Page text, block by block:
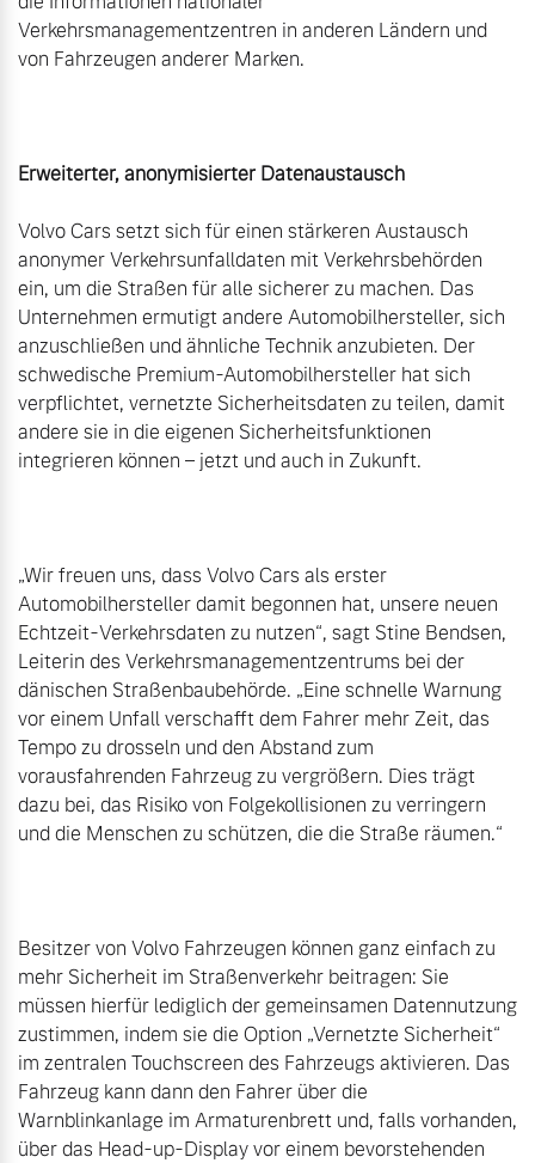
Verkehrsmanagementzentren in anderen Ländern und
von Fahrzeugen anderer Marken.
Erweiterter, anonymisierter Datenaustausch
Volvo Cars setzt sich für einen stärkeren Austausch
anonymer Verkehrsunfalldaten mit Verkehrsbehörden
ein, um die Straßen für alle sicherer zu machen. Das
Unternehmen ermutigt andere Automobilhersteller, sich
anzuschließen und ähnliche Technik anzubieten. Der
schwedische Premium-Automobilhersteller hat sich
verpflichtet, vernetzte Sicherheitsdaten zu teilen, damit
andere sie in die eigenen Sicherheitsfunktionen
integrieren können – jetzt und auch in Zukunft.
„Wir freuen uns, dass Volvo Cars als erster
Automobilhersteller damit begonnen hat, unsere neuen
Echtzeit-Verkehrsdaten zu nutzen“, sagt Stine Bendsen,
Leiterin des Verkehrsmanagementzentrums bei der
dänischen Straßenbaubehörde. „Eine schnelle Warnung
vor einem Unfall verschafft dem Fahrer mehr Zeit, das
Tempo zu drosseln und den Abstand zum
vorausfahrenden Fahrzeug zu vergrößern. Dies trägt
dazu bei, das Risiko von Folgekollisionen zu verringern
und die Menschen zu schützen, die die Straße räumen.“
Besitzer von Volvo Fahrzeugen können ganz einfach zu
mehr Sicherheit im Straßenverkehr beitragen: Sie
müssen hierfür lediglich der gemeinsamen Datennutzung
zustimmen, indem sie die Option „Vernetzte Sicherheit“
im zentralen Touchscreen des Fahrzeugs aktivieren. Das
Fahrzeug kann dann den Fahrer über die
Warnblinkanlage im Armaturenbrett und, falls vorhanden,
über das Head-up-Display vor einem bevorstehenden